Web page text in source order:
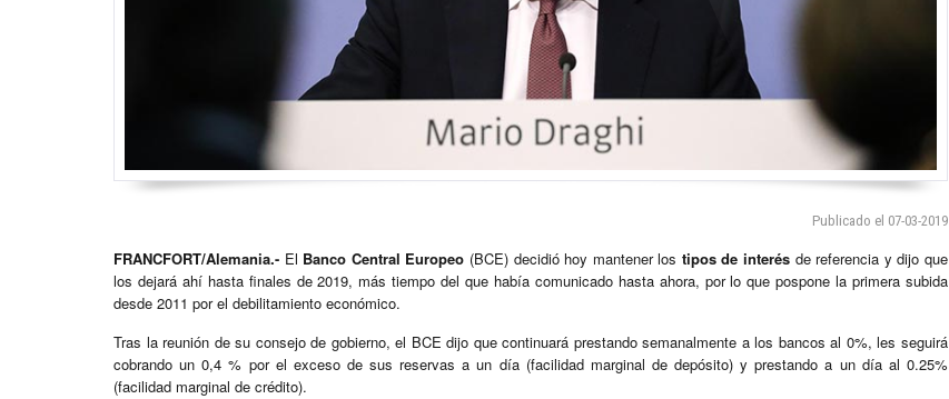
Publicado el 07-03-2019
FRANCFORT/Alemania.- El Banco Central Europeo (BCE) decidió hoy mantener los tipos de interés de referencia y dijo que
los dejará ahí hasta finales de 2019, más tiempo del que había comunicado hasta ahora, por lo que pospone la primera subida
desde 2011 por el debilitamiento económico.
Tras la reunión de su consejo de gobierno, el BCE dijo que continuará prestando semanalmente a los bancos al 0%, les seguirá
cobrando un 0,4 % por el exceso de sus reservas a un día (facilidad marginal de depósito) y prestando a un día al 0.25%
(facilidad marginal de crédito).